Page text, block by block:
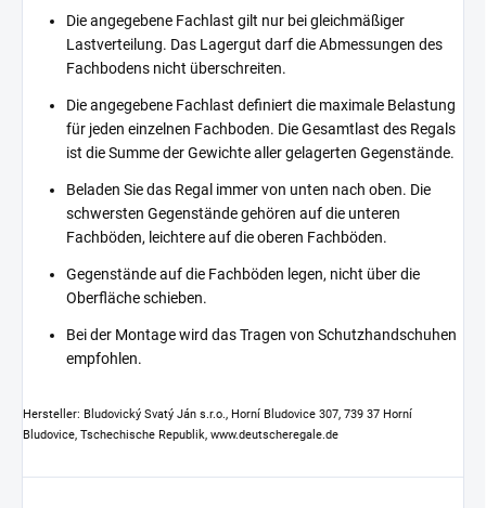
Die angegebene Fachlast gilt nur bei gleichmäßiger
Lastverteilung. Das Lagergut darf die Abmessungen des
Fachbodens nicht überschreiten.
Die angegebene Fachlast definiert die maximale Belastung
für jeden einzelnen Fachboden. Die Gesamtlast des Regals
ist die Summe der Gewichte aller gelagerten Gegenstände.
Beladen Sie das Regal immer von unten nach oben. Die
schwersten Gegenstände gehören auf die unteren
Fachböden, leichtere auf die oberen Fachböden.
Gegenstände auf die Fachböden legen, nicht über die
Oberfläche schieben.
Bei der Montage wird das Tragen von Schutzhandschuhen
empfohlen.
Hersteller: Bludovický Svatý Ján s.r.o., Horní Bludovice 307, 739 37 Horní
Bludovice, Tschechische Republik, www.deutscheregale.de